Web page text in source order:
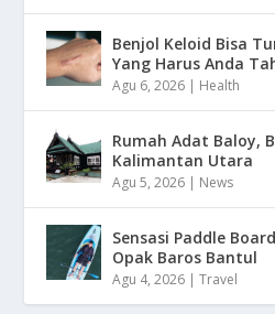
Benjol Keloid Bisa
Yang Harus Anda
Agu 6, 2026 Health
Rumah Adat Baloy,
Kalimantan Utara
Agu 5, 2026 News
Sensasi Paddle
Opak Baros Bantul
Agu 4, 2026 |Travel